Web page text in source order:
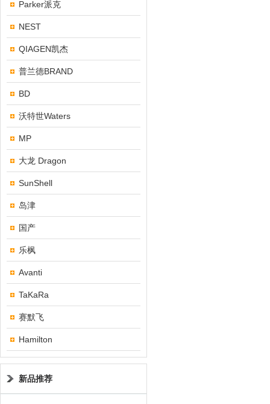
Parker派克
NEST
QIAGEN凯杰
普兰德BRAND
BD
沃特世Waters
MP
大龙 Dragon
SunShell
岛津
国产
乐枫
Avanti
TaKaRa
赛默飞
Hamilton
新品推荐